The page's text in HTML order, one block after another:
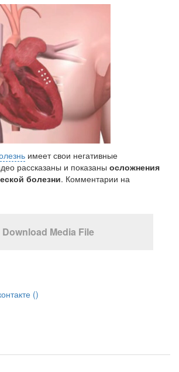
имеет свои негативные
рассказаны и показаны осложнения
болезни. Комментарии на
Download Media File
()